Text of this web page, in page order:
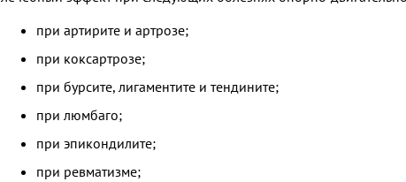
при артирите и артрозе;
при коксартрозе;
при бурсите, лигаментите и тендините;
при люмбаго;
при эпикондилите;
при ревматизме;